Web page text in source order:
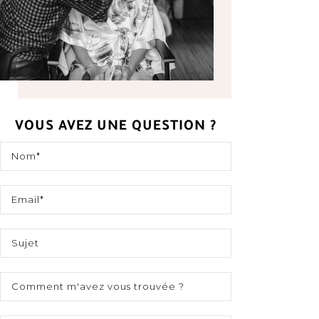
VOUS AVEZ UNE QUESTION ?